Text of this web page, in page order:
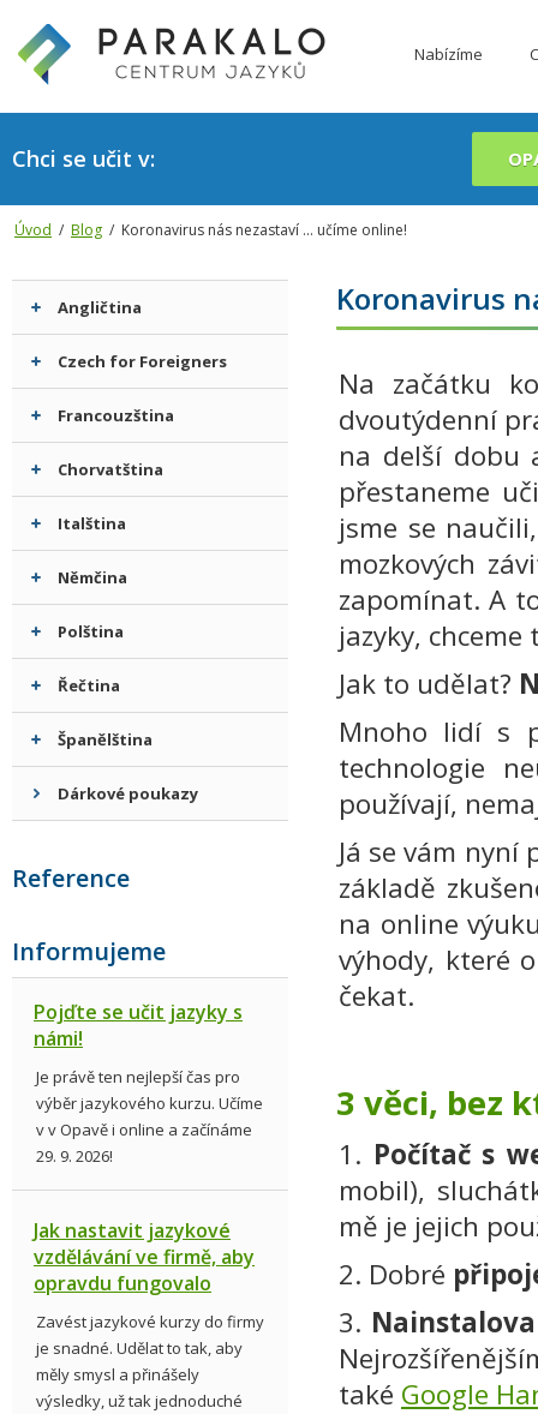
Nabízíme
Chci se učit v:
Úvod / Blog / Koronavirus nás nezastaví ... učíme online!
Angličtina
Czech for Foreigners
Francouzština
Chorvatština
Italština
Němčina
Polština
Řečtina
Španělština
Dárkové poukazy
Reference
Informujeme
Pojďte se učit jazyky s
námi!
Je právě ten nejlepší čas pro
výběr jazykového kurzu. Učíme
v v Opavě i online a začínáme
29. 9. 2026!
Jak nastavit jazykové
vzdělávání ve firmě, aby
opravdu fungovalo
Zavést jazykové kurzy do firmy
je snadné. Udělat to tak, aby
měly smysl a přinášely
výsledky, už tak jednoduché
Koronavirus
Na začátku
dvoutýdenní
na delší dobu
přestaneme
jsme se
mozkových
zapomínat. A
jazyky,
Jak to udělat?
Mnoho lidí s
technologie
používají,
Já se vám
základě
na online
výhody, které
čekat.
3 věci, bez
1. Počítač s
mobil),
mě je jejich
2. Dobré
3.
také Google